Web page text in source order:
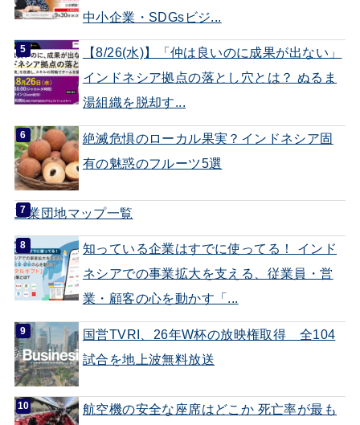
中小企業・SDGsビジ...
【8/26(水)】「仲は良いのに成果が出ない」
インドネシア拠点の落とし穴とは？ ぬるま
湯組織を脱却す...
絶滅危惧のローカル果実？インドネシア固
有の魅惑のフルーツ5選
工業団地マップ一覧
知っている企業はすでに使ってる！ インド
ネシアでの事業拡大を支える、従業員・営
業・顧客の心を動かす「...
国営TVRI、26年W杯の放映権取得 全104
試合を地上波無料放送
航空機の安全な座席はどこか 死亡率が最も